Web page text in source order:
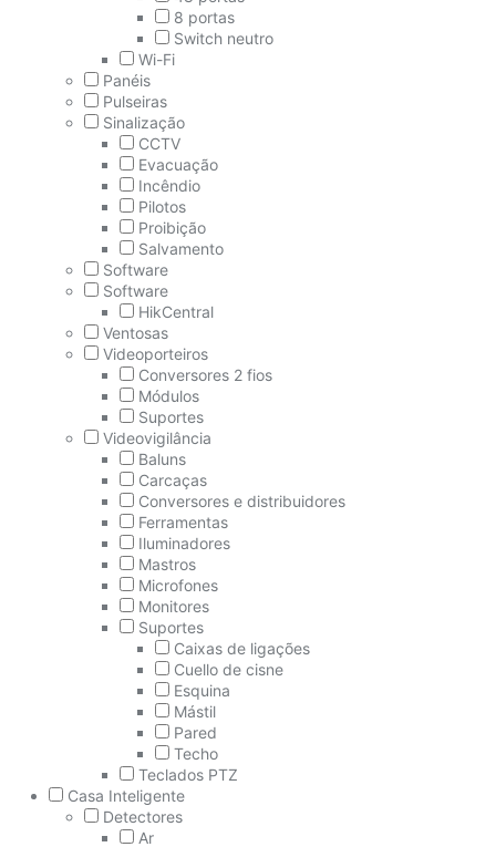
8 portas
Switch neutro
Wi-Fi
Panéis
Pulseiras
Sinalização
CCTV
Evacuação
Incêndio
Pilotos
Proibição
Salvamento
Software
Software
HikCentral
Ventosas
Videoporteiros
Conversores 2 fios
Módulos
Suportes
Videovigilância
Baluns
Carcaças
Conversores e distribuidores
Ferramentas
Iluminadores
Mastros
Microfones
Monitores
Suportes
Caixas de ligações
Cuello de cisne
Esquina
Mástil
Pared
Techo
Teclados PTZ
Casa Inteligente
Detectores
Ar